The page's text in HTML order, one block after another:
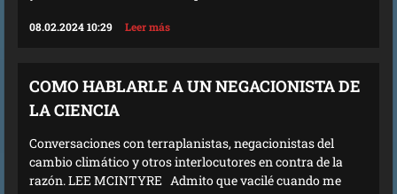
08.02.2024 10:29 Leer más
COMO HABLARLE A UN NEGACIONISTA DE
LA CIENCIA
Conversaciones con terraplanistas, negacionistas del
cambio climático y otros interlocutores en contra de la
razón. LEE MCINTYRE Admito que vacilé cuando me